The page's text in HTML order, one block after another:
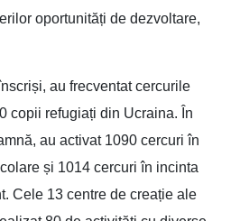
oportunități de dezvoltare,
au frecventat cercurile
copii refugiați din Ucraina. În
au activat 1090 cercuri în
și 1014 cercuri în incinta
Cele 13 centre de creație ale